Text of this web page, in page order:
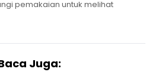
pemakaian untuk melihat
Juga: